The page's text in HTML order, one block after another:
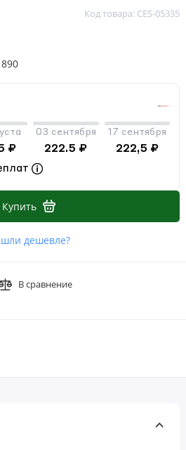
Код товара: CES-05335
₽
03 сентября
222.5 ₽
17 сентября
222,5 ₽
Купить
дешевле?
В сравнение